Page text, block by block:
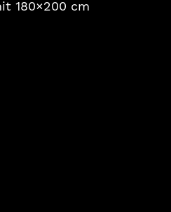
180×200 cm